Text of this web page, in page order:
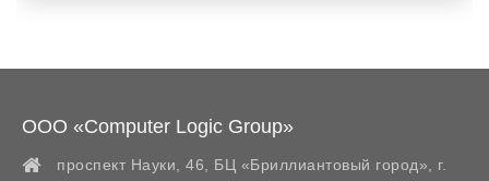
ООО «Computer Logic Group»
проспект Науки, 46, БЦ «Бриллиантовый город»,
г.